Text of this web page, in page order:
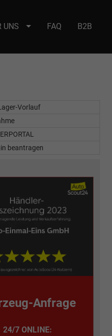
or value: selector2-aee-
UNS FAQ B2B
Vorlauf
beantragen
Anfrage
24/7 ONLINE: